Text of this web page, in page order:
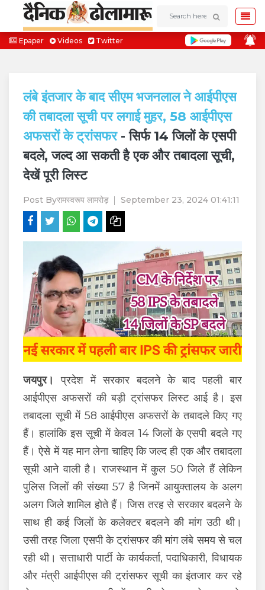
Epaper Videos Twitter
लंबे इंतजार के बाद सीएम भजनलाल ने आईपीएस
की तबादला सूची पर लगाई मुहर, 58 आईपीएस
अफसरों के ट्रांसफर - सिर्फ 14 जिलों के एसपी
बदले, जल्द आ सकती है एक और तबादला सूची,
देखें पूरी लिस्ट
Post Byरामस्वरूप लामरोड़ September 23, 2024 01:41:11
जयपुर।
प्रदेश में सरकार बदलने के बाद पहली बार
आईपीएस अफसरों की बड़ी ट्रांसफर लिस्ट आई है। इस
तबादला सूची में 58 आईपीएस अफसरों के तबादले किए गए
हैं। हालांकि इस सूची में केवल 14 जिलों के एसपी बदले गए
हैं। ऐसे में यह मान लेना चाहिए कि जल्द ही एक और तबादला
सूची आने वाली है। राजस्थान में कुल 50 जिले हैं लेकिन
पुलिस जिलों की संख्या 57 है जिनमें आयुक्तालय के अलग
अलग जिले शामिल होते हैं। जिस तरह से सरकार बदलने के
साथ ही कई जिलों के कलेक्टर बदलने की मांग उठी थी।
उसी तरह जिला एसपी के ट्रांसफर की मांग लंबे समय से चल
रही थी। सत्ताधारी पार्टी के कार्यकर्ता, पदाधिकारी, विधायक
और मंत्री आईपीएस की ट्रांसफर सूची का इंतजार कर रहे